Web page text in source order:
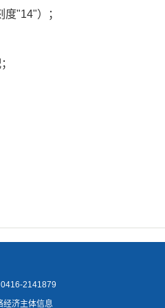
"14"）；
2141879
经济主体信息